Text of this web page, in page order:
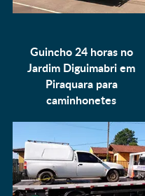
Guincho 24 horas no
Jardim Diguimabri em
Piraquara para
caminhonetes